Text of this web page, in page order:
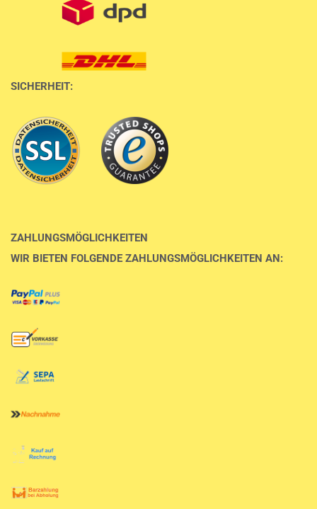
SICHERHEIT:
ZAHLUNGSMÖGLICHKEITEN
WIR BIETEN FOLGENDE ZAHLUNGSMÖGLICHKEITEN AN: